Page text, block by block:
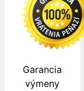
Garancia
výmeny